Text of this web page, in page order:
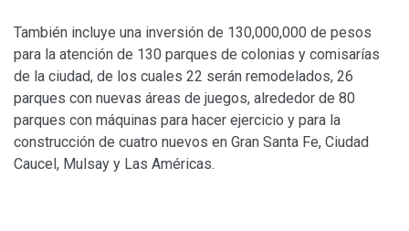
También incluye una inversión de 130,000,000 de pesos
para la atención de 130 parques de colonias y comisarías
de la ciudad, de los cuales 22 serán remodelados, 26
parques con nuevas áreas de juegos, alrededor de 80
parques con máquinas para hacer ejercicio y para la
construcción de cuatro nuevos en Gran Santa Fe, Ciudad
Caucel, Mulsay y Las Américas.